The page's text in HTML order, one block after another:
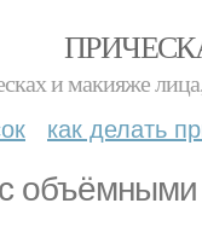
и макияже
как делать
объёмными